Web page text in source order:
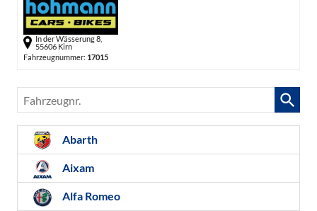
In der Wässerung 8,
55606 Kirn
Fahrzeugnummer: 17015
Fahrzeugnr.
Abarth
Aixam
Alfa Romeo